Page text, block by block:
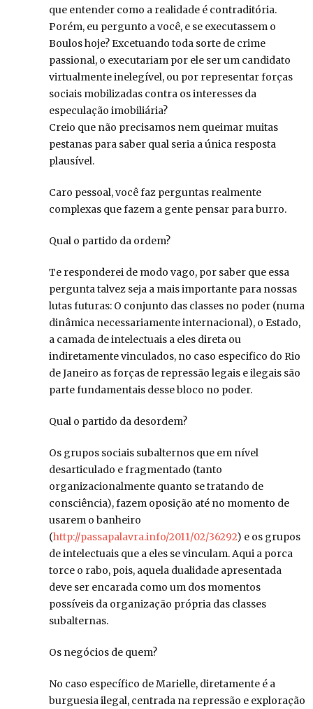
que entender como a realidade é contraditória.
Porém, eu pergunto a você, e se executassem o
Boulos hoje? Excetuando toda sorte de crime
passional, o executariam por ele ser um candidato
virtualmente inelegível, ou por representar forças
sociais mobilizadas contra os interesses da
especulação imobiliária?
Creio que não precisamos nem queimar muitas
pestanas para saber qual seria a única resposta
plausível.
Caro pessoal, você faz perguntas realmente
complexas que fazem a gente pensar para burro.
Qual o partido da ordem?
Te responderei de modo vago, por saber que essa
pergunta talvez seja a mais importante para nossas
lutas futuras: O conjunto das classes no poder (numa
dinâmica necessariamente internacional), o Estado,
a camada de intelectuais a eles direta ou
indiretamente vinculados, no caso especifico do Rio
de Janeiro as forças de repressão legais e ilegais são
parte fundamentais desse bloco no poder.
Qual o partido da desordem?
Os grupos sociais subalternos que em nível
desarticulado e fragmentado (tanto
organizacionalmente quanto se tratando de
consciência), fazem oposição até no momento de
usarem o banheiro
(http://passapalavra.info/2011/02/36292) e os grupos
de intelectuais que a eles se vinculam. Aqui a porca
torce o rabo, pois, aquela dualidade apresentada
deve ser encarada como um dos momentos
possíveis da organização própria das classes
subalternas.
Os negócios de quem?
No caso específico de Marielle, diretamente é a
burguesia ilegal, centrada na repressão e exploração